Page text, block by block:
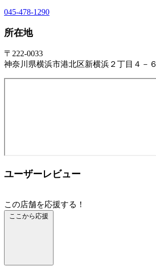
045-478-1290
所在地
〒222-0033
神奈川県横浜市港北区新横浜２丁目４－６
ユーザーレビュー
この店舗を応援する！
ここから応援